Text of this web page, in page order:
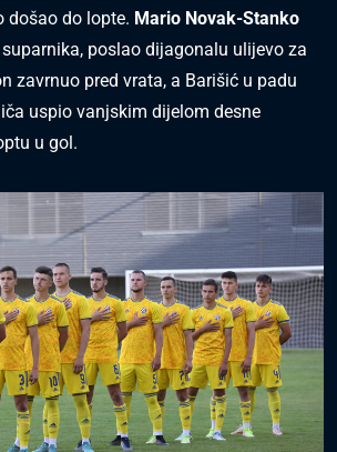
došao do lopte. Mario Novak-Stanko
poslao dijagonalu ulijevo za
zavrnuo pred vrata, a Barišić u padu
uspio vanjskim dijelom desne
u gol.